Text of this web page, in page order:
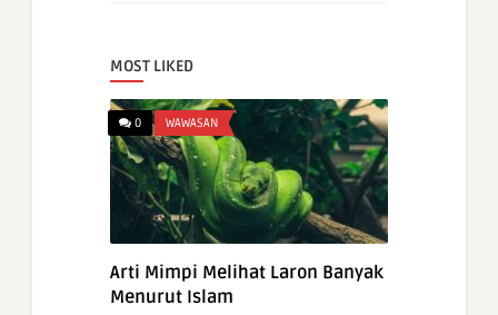
MOST LIKED
0 WAWASAN
Arti Mimpi Melihat Laron Banyak
Menurut Islam